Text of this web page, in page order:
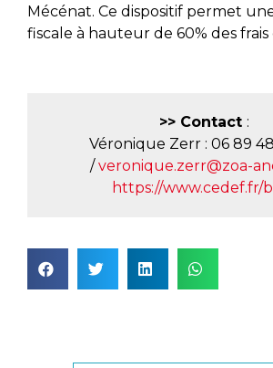
Mécénat. Ce dispositif permet
fiscale à hauteur de 60% des frais
>> Contact :
Véronique Zerr : 06 89
/veronique.zerr@zoa-
https://www.cedef.fr/